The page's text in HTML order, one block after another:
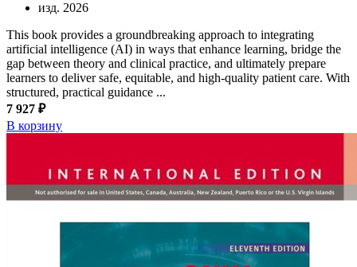
изд. 2026
This book provides a groundbreaking approach to integrating
artificial intelligence (AI) in ways that enhance learning, bridge the
gap between theory and clinical practice, and ultimately prepare
learners to deliver safe, equitable, and high-quality patient care. With
structured, practical guidance ...
7 927 ₽
В корзину